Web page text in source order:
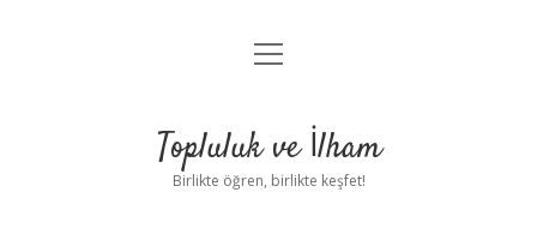
Anasayfa
Yasal Uyarı
menüyü
Topluluk ve İlham
Birlikte öğren, birlikte keşfet!